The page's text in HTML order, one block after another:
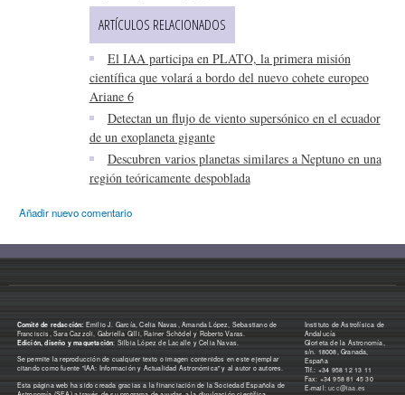
ARTÍCULOS RELACIONADOS
El IAA participa en PLATO, la primera misión
científica que volará a bordo del nuevo cohete europeo
Ariane 6
Detectan un flujo de viento supersónico en el ecuador
de un exoplaneta gigante
Descubren varios planetas similares a Neptuno en una
región teóricamente despoblada
Añadir nuevo comentario
Comité de redacción: Emilio J. García, Celia Navas, Amanda López, Sebastiano de
Franciscis, Sara Cazzoli, Gabriella Gilli, Rainer Schödel y Roberto Varas.
Edición, diseño y maquetación: Silbia López de Lacalle y Celia Navas.
Se permite la reproducción de cualquier texto o imagen contenidos en este ejemplar
citando como fuente "IAA: Información y Actualidad Astronómica" y al autor o autores.
Esta página web ha sido creada gracias a la financiación de la Sociedad Española de
Instituto de Astrofísica de
Andalucía
Glorieta de la Astronomía,
s/n. 18008, Granada,
España
Tlf.: +34 958 12 13 11
Fax: +34 958 81 45 30
E-mail:ucc@iaa.es